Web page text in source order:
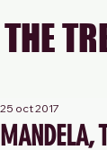
THE
MANDELA,
25 oct 2017